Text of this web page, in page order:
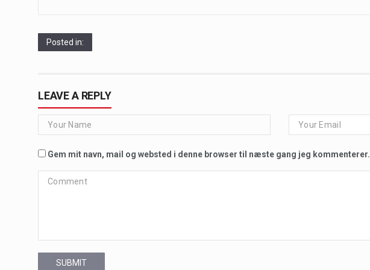
Posted in:
LEAVE A REPLY
Gem mit navn, mail og websted i denne browser til næste gang jeg kommenterer.
SUBMIT